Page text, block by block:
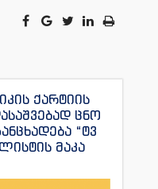
ქარტიის
ცნო
“ტვ
მაკა